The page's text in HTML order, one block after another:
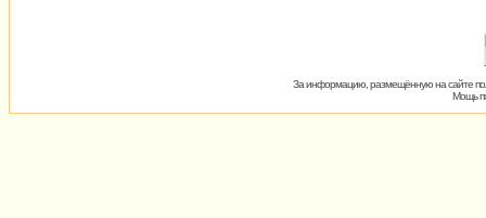
За информацию, размещённую на сайте
Мощь